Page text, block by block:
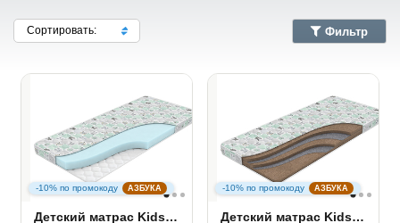
Сортировать: Фильтр
-10% по промокоду АЗБУКА
Детский матрас Kids Soft
-10% по промокоду АЗБУКА
Детский матрас Kids Classic Big